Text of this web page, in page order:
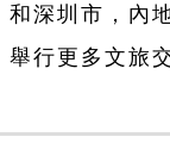
和深圳市，內
舉行更多文旅